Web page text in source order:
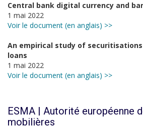
Central bank digital currency and
1 mai 2022
Voir le document (en anglais) >>
An empirical study of
loans
1 mai 2022
Voir le document (en anglais) >>
ESMA | Autorité européenne
mobilières